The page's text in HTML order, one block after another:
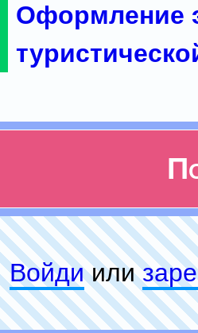
Оформление
Войдиили